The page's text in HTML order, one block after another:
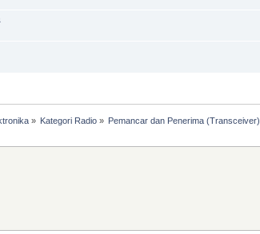
» Kategori Radio» Pemancar dan Penerima (Transceiver)